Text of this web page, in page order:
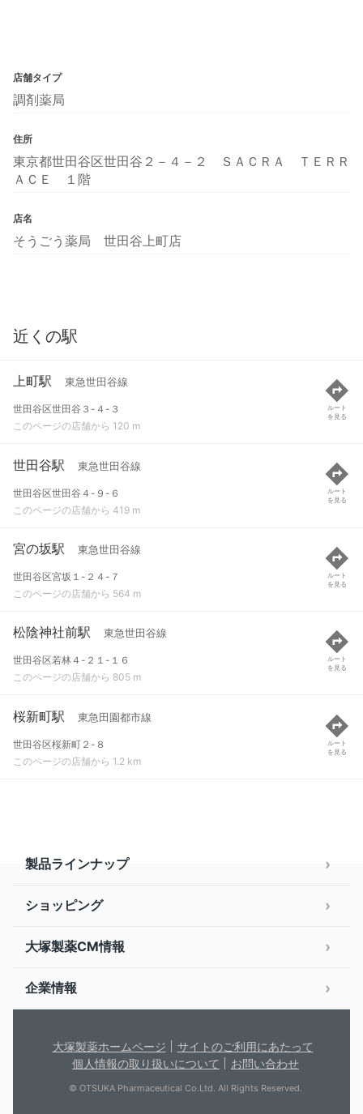
店舗タイプ
調剤薬局
住所
東京都世田谷区世田谷２－４－２ ＳＡＣＲＡ ＴＥＲＲ
ＡＣＥ １階
店名
そうごう薬局 世田谷上町店
近くの駅
上町駅 東急世田谷線
世田谷区世田谷３-４-３
このページの店舗から 120 m
ルート
を見る
世田谷駅 東急世田谷線
世田谷区世田谷４-９-６
このページの店舗から 419 m
ルート
を見る
宮の坂駅 東急世田谷線
世田谷区宮坂１-２４-７
このページの店舗から 564 m
ルート
を見る
松陰神社前駅 東急世田谷線
世田谷区若林４-２１-１６
このページの店舗から 805 m
ルート
を見る
桜新町駅 東急田園都市線
世田谷区桜新町２-８
このページの店舗から 1.2 km
ルート
を見る
製品ラインナップ
ショッピング
大塚製薬CM情報
企業情報
大塚製薬ホームページ
サイトのご利用にあたって
個人情報の取り扱いについて
お問い合わせ
© OTSUKA Pharmaceutical Co.Ltd. All Rights Reserved.